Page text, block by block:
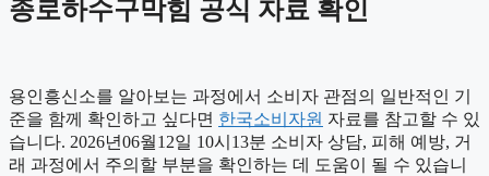
종로하수구막힘 공식 자료 확인
용인흥신소를 알아보는 과정에서 소비자 관점의 일반적인 기
준을 함께 확인하고 싶다면 한국소비자원 자료를 참고할 수 있
습니다. 2026년06월12일 10시13분 소비자 상담, 피해 예방, 거
래 과정에서 주의할 부분을 확인하는 데 도움이 될 수 있습니